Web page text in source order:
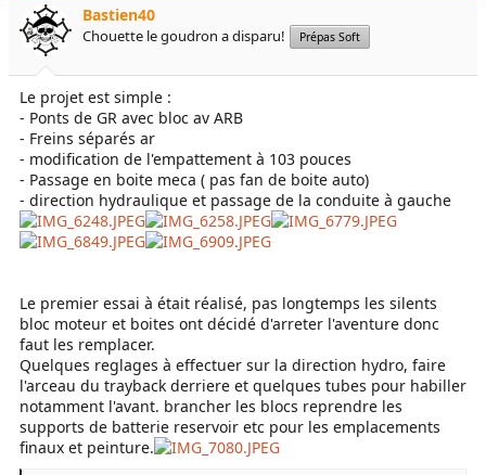
o
n
:
Bastien40
Chouette le goudron a disparu! Prépas Soft
Le projet est simple :
- Ponts de GR avec bloc av ARB
- Freins séparés ar
- modification de l'empattement à 103 pouces
- Passage en boite meca ( pas fan de boite auto)
- direction hydraulique et passage de la conduite à gauche
Le premier essai à était réalisé, pas longtemps les silents
bloc moteur et boites ont décidé d'arreter l'aventure donc
faut les remplacer.
Quelques reglages à effectuer sur la direction hydro, faire
l'arceau du trayback derriere et quelques tubes pour habiller
notamment l'avant. brancher les blocs reprendre les
supports de batterie reservoir etc pour les emplacements
finaux et peinture.